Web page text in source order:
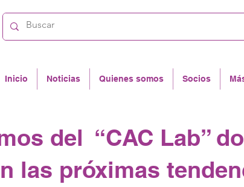
Inicio Noticias Quienes somos Socios
del “CAC Lab”
las próximas